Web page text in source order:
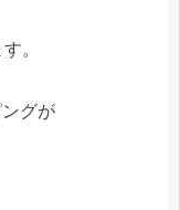
。
グが